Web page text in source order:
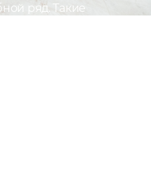
ряд. Такие